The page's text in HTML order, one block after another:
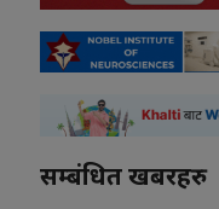
सम्बंधित खबरहरु